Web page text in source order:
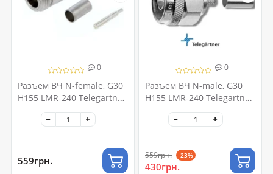
0
Разъем ВЧ N-female, G30
H155 LMR-240 Telegartner
J01021B0117
559грн.
0
Разъем ВЧ N-male, G30
H155 LMR-240 Telegartner
J01020A0119
559грн. -23%
430грн.